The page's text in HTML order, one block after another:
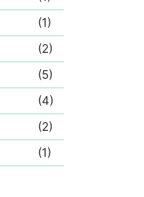
(1)
(2)
(5)
(4)
(2)
(1)